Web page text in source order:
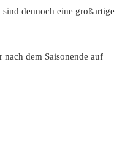
sind dennoch eine großartige
dem Saisonende auf